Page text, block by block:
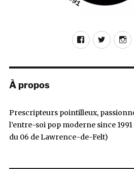
Facebook
À propos
Prescripteurs pointilleux,
l’entre-soi pop moderne since
du 06 de Lawrence-de-Felt)